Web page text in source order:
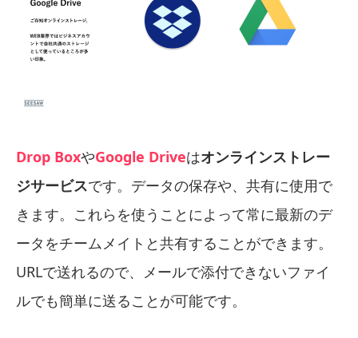
Drop BoxやGoogle Driveはオンラインストレー
ジサービスです。データの保存や、共有に使用で
きます。これらを使うことによって常に最新のデ
ータをチームメイトと共有することができます。
URLで送れるので、メールで添付できないファイ
ルでも簡単に送ることが可能です。